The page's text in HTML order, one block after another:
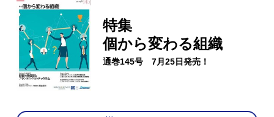
特集
個から変わる組織
通巻145号 7月25日発売！